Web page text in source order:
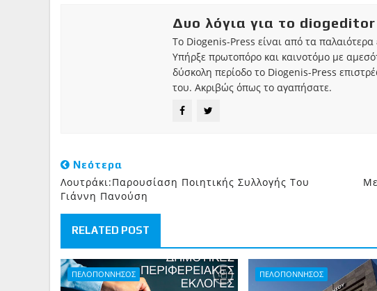
Δυο λόγια για το diogeditor
Το Diogenis-Press είναι από τα
Υπήρξε πρωτοπόρο και καινοτόμο με
δύσκολη περίοδο το Diogenis-Press
του. Ακριβώς όπως το αγαπήσατε.
Νεότερα
Λουτράκι:Παρουσίαση Ποιητικής Συλλογής Του
Γιάννη Πανούση
RELATED POST
ΠΕΛΟΠΟΝΝΗΣΟΣ ΠΕΛΟΠΟΝΝΗΣΟΣ